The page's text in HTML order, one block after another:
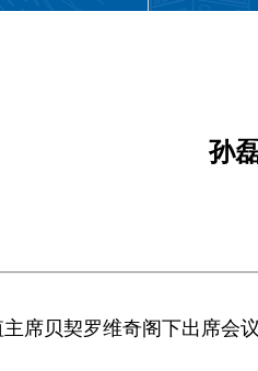
孙
席贝契罗维奇阁下出席会